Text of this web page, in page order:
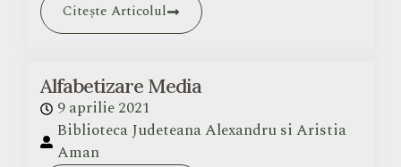
Citește Articolul
Alfabetizare Media
9 aprilie 2021
Biblioteca Judeteana Alexandru si Aristia
Aman